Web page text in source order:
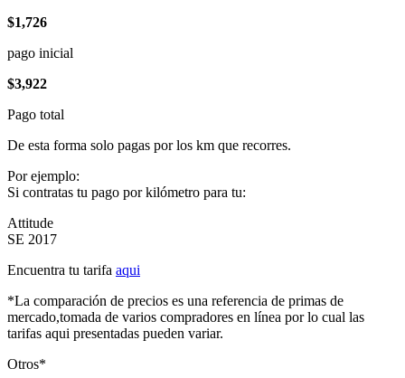
$1,726
pago inicial
$3,922
Pago total
De esta forma solo pagas por los km que recorres.
Por ejemplo:
Si contratas tu pago por kilómetro para tu:
Attitude
SE 2017
Encuentra tu tarifa aqui
*La comparación de precios es una referencia de primas de
mercado,tomada de varios compradores en línea por lo cual las
tarifas aqui presentadas pueden variar.
Otros*